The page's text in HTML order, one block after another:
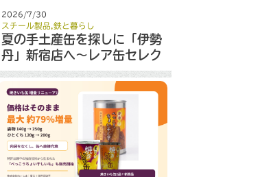
2026/7/30
スチール製品,鉄と暮らし
夏の手土産缶を探しに「伊勢
丹」新宿店へ～レア缶セレク
ト～